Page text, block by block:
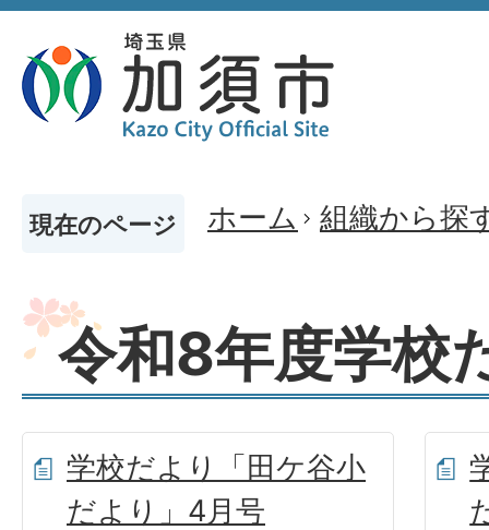
現在のページ ホーム 組織から探
令和8年度学校
学校だより「田ケ谷小
だより」4月号